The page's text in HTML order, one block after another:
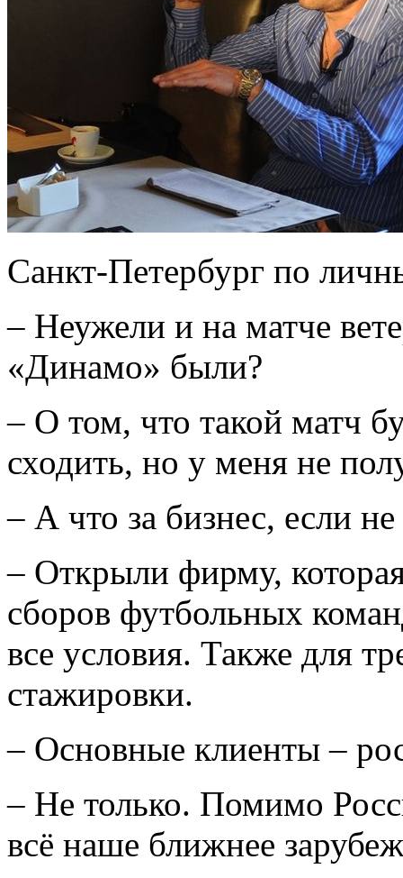
Санкт-Петербург по
– Неужели и на матче
«Динамо» были?
– О том, что такой матч
сходить, но у меня не
– А что за бизнес, если не
– Открыли фирму,
сборов футбольных
все условия. Также для
стажировки.
– Основные клиенты –
– Не только. Помимо
всё наше ближнее